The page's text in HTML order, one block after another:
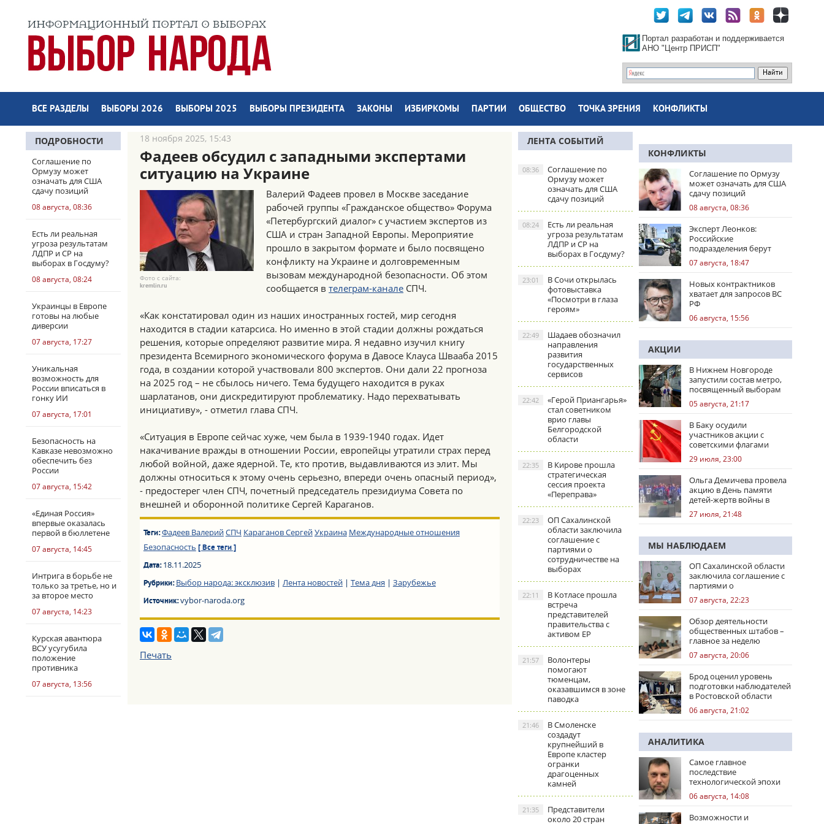
Портал разработан и поддерживается
АНО "Центр ПРИСП"
ВСЕ РАЗДЕЛЫ ВЫБОРЫ 2026 ВЫБОРЫ 2025 ВЫБОРЫ ПРЕЗИДЕНТА ЗАКОНЫ ИЗБИРКОМЫ ПАРТИИ ОБЩЕСТВО ТОЧКА ЗРЕНИЯ КОНФЛИКТЫ
ПОДРОБНОСТИ
Соглашение по
Ормузу может
означать для США
сдачу позиций
08 августа, 08:36
Есть ли реальная
угроза результатам
ЛДПР и СР на
выборах в Госдуму?
08 августа, 08:24
Украинцы в Европе
готовы на любые
диверсии
07 августа, 17:27
Уникальная
возможность для
России вписаться в
гонку ИИ
07 августа, 17:01
Безопасность на
Кавказе невозможно
обеспечить без
России
07 августа, 15:42
«Единая Россия»
впервые оказалась
первой в бюллетене
07 августа, 14:45
Интрига в борьбе не
только за третье, но и
за второе место
07 августа, 14:23
Курская авантюра
ВСУ усугубила
положение
противника
07 августа, 13:56
18 ноября 2025, 15:43
Фадеев обсудил с западными экспертами
ситуацию на Украине
Фото с сайта:
kremlin.ru
Валерий Фадеев провел в Москве заседание
рабочей группы «Гражданское общество» Форума
«Петербургский диалог» с участием экспертов из
США и стран Западной Европы. Мероприятие
прошло в закрытом формате и было посвящено
конфликту на Украине и долговременным
вызовам международной безопасности. Об этом
сообщается в телеграм-канале СПЧ.
«Как констатировал один из наших иностранных гостей, мир сегодня
находится в стадии катарсиса. Но именно в этой стадии должны рождаться
решения, которые определяют развитие мира. Я недавно изучил книгу
президента Всемирного экономического форума в Давосе Клауса Швааба 2015
года, в создании которой участвовали 800 экспертов. Они дали 22 прогноза
на 2025 год – не сбылось ничего. Тема будущего находится в руках
шарлатанов, они дискредитируют проблематику. Надо перехватывать
инициативу», - отметил глава СПЧ.
«Ситуация в Европе сейчас хуже, чем была в 1939-1940 годах. Идет
накачивание вражды в отношении России, европейцы утратили страх перед
любой войной, даже ядерной. Те, кто против, выдавливаются из элит. Мы
должны относиться к этому очень серьезно, впереди очень опасный период»,
- предостерег член СПЧ, почетный председатель президиума Совета по
внешней и оборонной политике Сергей Караганов.
Теги:Фадеев ВалерийСПЧ Караганов СергейУкраина Международные отношения
Безопасность [ Все теги ]
Дата:18.11.2025
Рубрики:Выбор народа: эксклюзив| Лента новостей| Тема дня | Зарубежье
Источник:vybor-naroda.org
Печать
ЛЕНТА СОБЫТИЙ
Соглашение по
Ормузу может
означать для США
сдачу позиций
08:36
Есть ли реальная
угроза результатам
ЛДПР и СР на
выборах в Госдуму?
08:24
В Сочи открылась
фотовыставка
«Посмотри в глаза
героям»
23:01
Шадаев обозначил
направления
развития
государственных
сервисов
22:49
«Герой Приангарья»
стал советником
врио главы
Белгородской
области
22:42
В Кирове прошла
стратегическая
сессия проекта
«Переправа»
22:35
ОП Сахалинской
области заключила
соглашение с
партиями о
сотрудничестве на
выборах
22:23
В Котласе прошла
встреча
представителей
правительства с
активом ЕР
22:11
Волонтеры
помогают
тюменцам,
оказавшимся в зоне
паводка
21:57
В Смоленске
создадут
крупнейший в
Европе кластер
огранки
драгоценных
камней
21:46
Представители
около 20 стран
21:35
КОНФЛИКТЫ
Соглашение по Ормузу
может означать для США
сдачу позиций
08 августа, 08:36
Эксперт Леонков:
Российские
подразделения берут
Доброполье в клещи
07 августа, 18:47
Новых контрактников
хватает для запросов ВС
РФ
06 августа, 15:56
АКЦИИ
В Нижнем Новгороде
запустили состав метро,
посвященный выборам
05 августа, 21:17
В Баку осудили
участников акции с
советскими флагами
29 июля, 23:00
Ольга Демичева провела
акцию в День памяти
детей-жертв войны в
Донбассе
27 июля, 21:48
МЫ НАБЛЮДАЕМ
ОП Сахалинской области
заключила соглашение с
партиями о
сотрудничестве на
выборах
07 августа, 22:23
Обзор деятельности
общественных штабов –
главное за неделю
07 августа, 20:06
Брод оценил уровень
подготовки наблюдателей
в Ростовской области
06 августа, 21:02
АНАЛИТИКА
Самое главное
последствие
технологической эпохи
06 августа, 14:08
Возможности и